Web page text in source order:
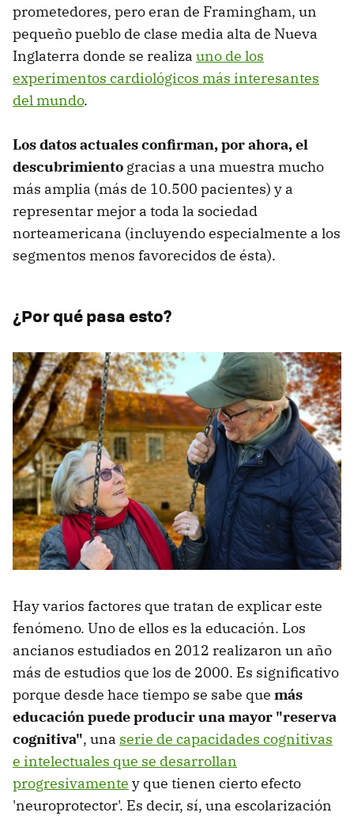
prometedores, pero eran de Framingham, un
pequeño pueblo de clase media alta de Nueva
Inglaterra donde se realiza uno de los
experimentos cardiológicos más interesantes
del mundo.
Los datos actuales confirman, por ahora, el
descubrimiento gracias a una muestra mucho
más amplia (más de 10.500 pacientes) y a
representar mejor a toda la sociedad
norteamericana (incluyendo especialmente a los
segmentos menos favorecidos de ésta).
¿Por qué pasa esto?
Hay varios factores que tratan de explicar este
fenómeno. Uno de ellos es la educación. Los
ancianos estudiados en 2012 realizaron un año
más de estudios que los de 2000. Es significativo
porque desde hace tiempo se sabe que más
educación puede producir una mayor "reserva
cognitiva", una serie de capacidades cognitivas
e intelectuales que se desarrollan
progresivamente y que tienen cierto efecto
'neuroprotector'. Es decir, sí, una escolarización